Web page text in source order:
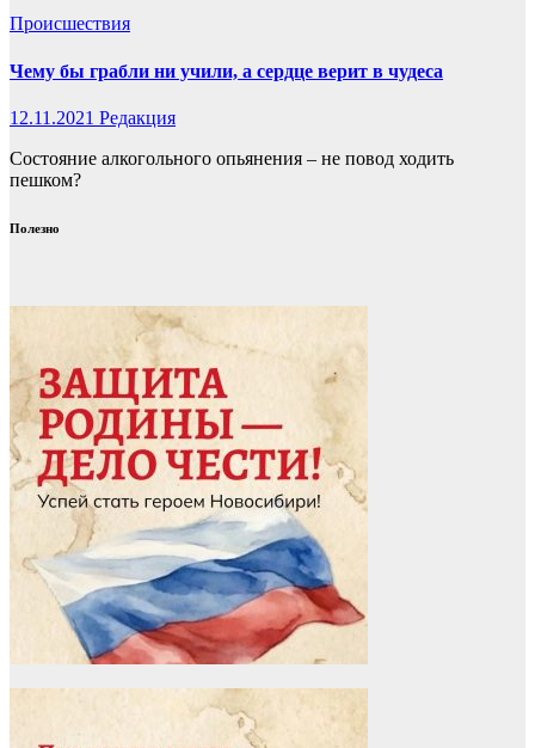
Происшествия
Чему бы грабли ни учили, а сердце верит в чудеса
12.11.2021 Редакция
Состояние алкогольного опьянения – не повод ходить
пешком?
Полезно